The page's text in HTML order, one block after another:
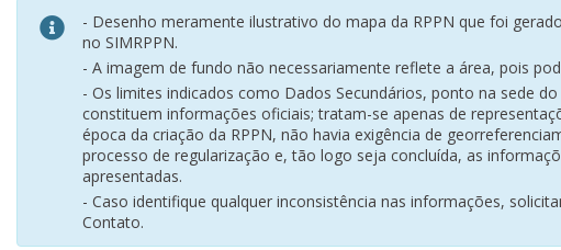
- Desenho meramente ilustrativo do mapa da RPPN que foi
no SIMRPPN.
- A imagem de fundo não necessariamente reflete a área, pois
- Os limites indicados como Dados Secundários, ponto na sede
constituem informações oficiais; tratam-se apenas de
época da criação da RPPN, não havia exigência de
processo de regularização e, tão logo seja concluída, as
apresentadas.
- Caso identifique qualquer inconsistência nas informações,
Contato.